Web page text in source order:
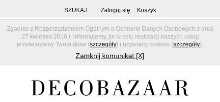
Zgodnie z Rozporządzeniem Ogólnym o Ochronie Danych Osobowych z dnia
27 kwietnia 2016 r. informujemy, że w celu realizacji naszych usług
przetwarzamy Twoje dane (szczegóły) i używamy cookies (szczegóły).
Zamknij komunikat [X]
SZUKAJ Zaloguj się Koszyk